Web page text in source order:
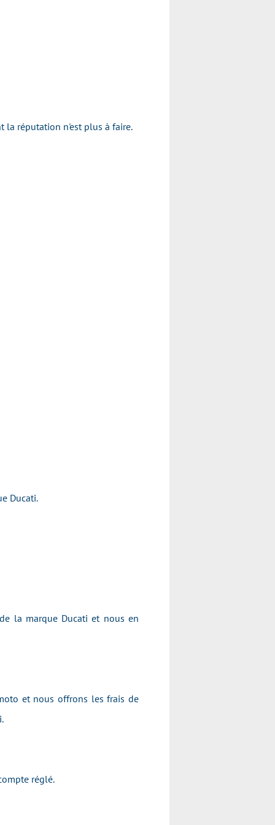
la réputation n'est plus à faire.
Ducati.
la marque Ducati et nous en
et nous offrons les frais de
réglé.